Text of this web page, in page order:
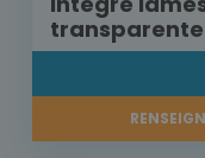
transparente